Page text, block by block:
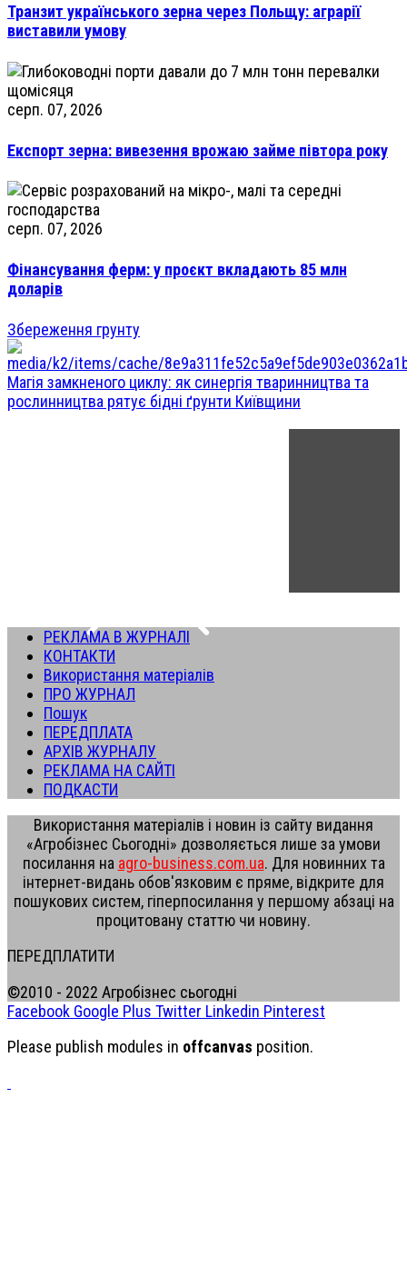
Транзит українського зерна через Польщу: аграрії
виставили умову
серп. 07, 2026
Експорт зерна: вивезення врожаю займе півтора року
серп. 07, 2026
Фінансування ферм: у проєкт вкладають 85 млн
доларів
Збереження грунту
Магія замкненого циклу: як синергія тваринництва та
рослинництва рятує бідні ґрунти Київщини
РЕКЛАМА В ЖУРНАЛІ
КОНТАКТИ
Використання матеріалів
ПРО ЖУРНАЛ
Пошук
ПЕРЕДПЛАТА
АРХІВ ЖУРНАЛУ
РЕКЛАМА НА САЙТІ
ПОДКАСТИ
Використання матеріалів і новин із сайту видання
«Агробізнес Сьогодні» дозволяється лише за умови
посилання на agro-business.com.ua. Для новинних та
інтернет-видань обов'язковим є пряме, відкрите для
пошукових систем, гіперпосилання у першому абзаці на
процитовану статтю чи новину.
ПЕРЕДПЛАТИТИ
©2010 - 2022 Агробізнес сьогодні
Facebook Google Plus Twitter Linkedin Pinterest
Please publish modules in offcanvas position.